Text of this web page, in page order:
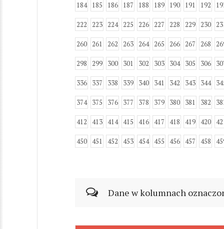
184 185 186 187 188 189 190 191 192
222 223 224 225 226 227 228 229 230
260 261 262 263 264 265 266 267 268
298 299 300 301 302 303 304 305 306
336 337 338 339 340 341 342 343 344
374 375 376 377 378 379 380 381 382
412 413 414 415 416 417 418 419 420
450 451 452 453 454 455 456 457 458
Dane w kolumnach